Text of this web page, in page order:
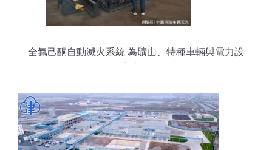
全氟己酮自動滅火系統 為礦山、特種車輛與電力設